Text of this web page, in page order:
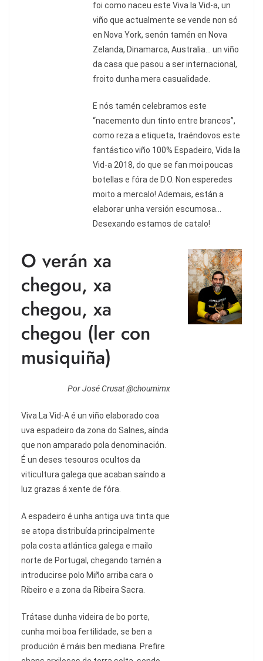
foi como naceu este Viva la Vid-a, un
viño que actualmente se vende non só
en Nova York, senón tamén en Nova
Zelanda, Dinamarca, Australia... un viño
da casa que pasou a ser internacional,
froito dunha mera casualidade.
E nós tamén celebramos este
“nacemento dun tinto entre brancos”,
como reza a etiqueta, traéndovos este
fantástico viño 100% Espadeiro, Vida la
Vid-a 2018, do que se fan moi poucas
botellas e fóra de D.O. Non esperedes
moito a mercalo! Ademais, están a
elaborar unha versión escumosa...
Desexando estamos de catalo!
O verán xa
chegou, xa
chegou, xa
chegou (ler con
musiquiña)
Por José Crusat @choumimx
Viva La Vid-A é un viño elaborado coa
uva espadeiro da zona do Salnes, aínda
que non amparado pola denominación.
É un deses tesouros ocultos da
viticultura galega que acaban saíndo a
luz grazas á xente de fóra.
A espadeiro é unha antiga uva tinta que
se atopa distribuída principalmente
pola costa atlántica galega e mailo
norte de Portugal, chegando tamén a
introducirse polo Miño arriba cara o
Ribeiro e a zona da Ribeira Sacra.
Trátase dunha videira de bo porte,
cunha moi boa fertilidade, se ben a
produción é máis ben mediana. Prefire